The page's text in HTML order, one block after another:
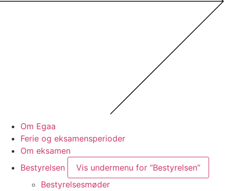
Om Egaa
Ferie og eksamensperioder
Om eksamen
Bestyrelsen
Vis undermenu for “Bestyrelsen”
Bestyrelsesmøder